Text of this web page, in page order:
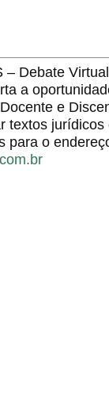
– Debate
a
e
textos
para o